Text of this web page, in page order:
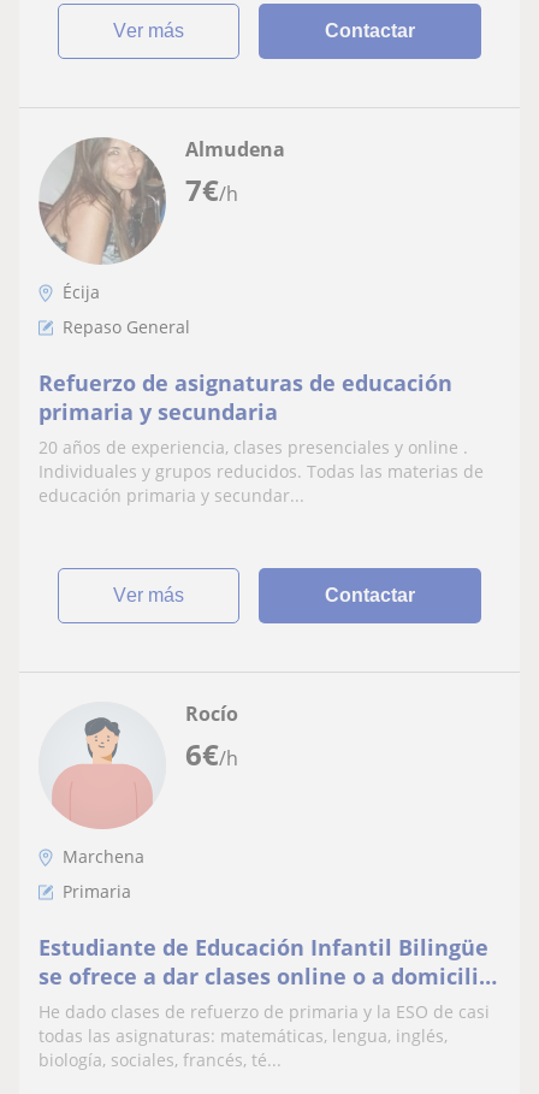
ver más Contactar
7€/h
Almudena
Écija
Repaso General
Refuerzo de asignaturas de educación
primaria y secundaria
20 años de experiencia, clases presenciales y online .
Individuales y grupos reducidos. Todas las materias de
educación primaria y secundar...
ver más Contactar
6€/h
Rocío
Marchena
Primaria
Estudiante de Educación Infantil Bilingüe
se ofrece a dar clases online o a domicilio
para refuerzo de primaria y la ESO
He dado clases de refuerzo de primaria y la ESO de casi
todas las asignaturas: matemáticas, lengua, inglés,
biología, sociales, francés, té...